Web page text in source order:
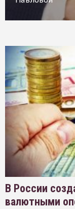
В России
валютными